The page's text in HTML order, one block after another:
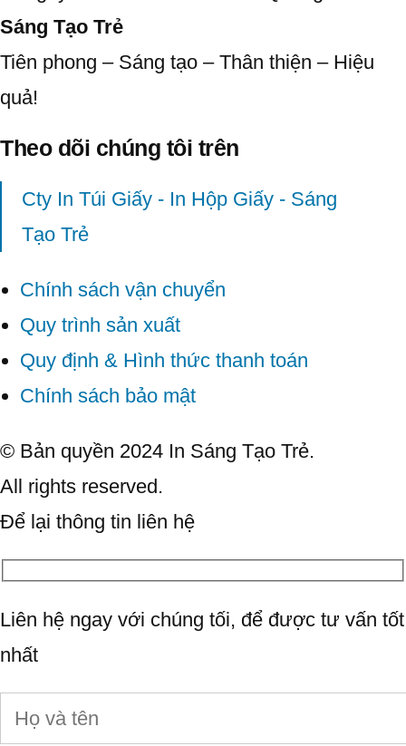
Sáng Tạo Trẻ
Tiên phong – Sáng tạo – Thân thiện – Hiệu
quả!
Theo dõi chúng tôi trên
Cty In Túi Giấy - In Hộp Giấy - Sáng
Tạo Trẻ
Chính sách vận chuyển
Quy trình sản xuất
Quy định & Hình thức thanh toán
Chính sách bảo mật
© Bản quyền 2024 In Sáng Tạo Trẻ.
All rights reserved.
Để lại thông tin liên hệ
Liên hệ ngay với chúng tối, để được tư vấn tốt
nhất